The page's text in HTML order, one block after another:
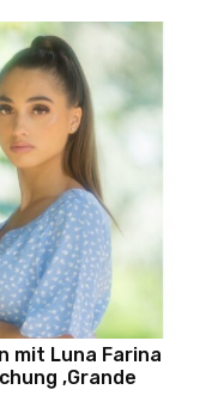
mit Luna Farina
‚Grande